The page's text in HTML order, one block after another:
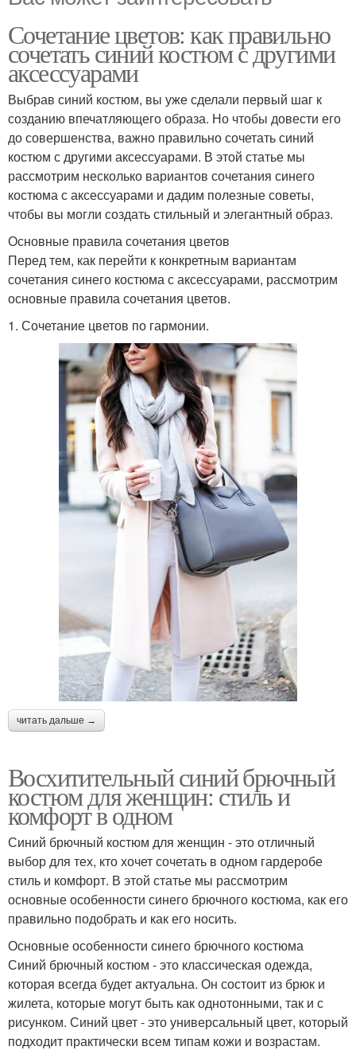
Сочетание цветов: как правильно
сочетать синий костюм с другими
аксессуарами
Выбрав синий костюм, вы уже сделали первый шаг к
созданию впечатляющего образа. Но чтобы довести его
до совершенства, важно правильно сочетать синий
костюм с другими аксессуарами. В этой статье мы
рассмотрим несколько вариантов сочетания синего
костюма с аксессуарами и дадим полезные советы,
чтобы вы могли создать стильный и элегантный образ.
Основные правила сочетания цветов
Перед тем, как перейти к конкретным вариантам
сочетания синего костюма с аксессуарами, рассмотрим
основные правила сочетания цветов.
1. Сочетание цветов по гармонии.
читать дальше →
Восхитительный синий брючный
костюм для женщин: стиль и
комфорт в одном
Синий брючный костюм для женщин - это отличный
выбор для тех, кто хочет сочетать в одном гардеробе
стиль и комфорт. В этой статье мы рассмотрим
основные особенности синего брючного костюма, как его
правильно подобрать и как его носить.
Основные особенности синего брючного костюма
Синий брючный костюм - это классическая одежда,
которая всегда будет актуальна. Он состоит из брюк и
жилета, которые могут быть как однотонными, так и с
рисунком. Синий цвет - это универсальный цвет, который
подходит практически всем типам кожи и возрастам.